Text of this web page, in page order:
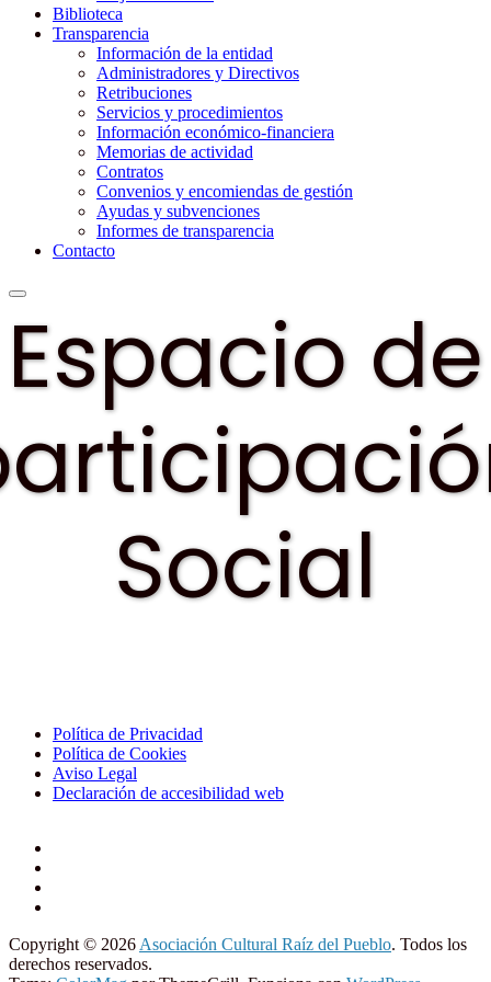
Biblioteca
Transparencia
Información de la entidad
Administradores y Directivos
Retribuciones
Servicios y procedimientos
Información económico-financiera
Memorias de actividad
Contratos
Convenios y encomiendas de gestión
Ayudas y subvenciones
Informes de transparencia
Contacto
Espacio de
Social
Política de Privacidad
Política de Cookies
Aviso Legal
Declaración de accesibilidad web
Copyright © 2026 Asociación Cultural Raíz del Pueblo. Todos los
derechos reservados.